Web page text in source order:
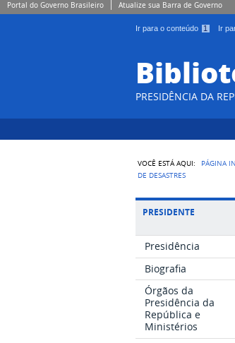
Portal do Governo Brasileiro Atualize sua Barra de Governo
Ir para o conteúdo 1 Ir
PRESIDÊNCIA DA
VOCÊ ESTÁ AQUI: PÁGINA
DE DESASTRES
PRESIDENTE
Presidência
Biografia
Órgãos da
Presidência da
República e
Ministérios